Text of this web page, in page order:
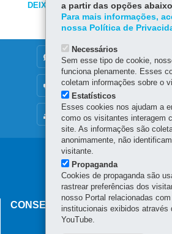
DEIXE SUA OPINIÃO
MAPA DO SITE
DENUNCIE CORRUPÇÃO
OUVIDORIA
Navegação
principal
CONSELHO ESTADUAL DE
SEGURANÇA DA
a partir das opções
Para mais informações,
nossa Política de
Necessários
Sem esse tipo de cookie,
funciona plenamente. Esses
coletam informações sobre o
Estatísticos
Esses cookies nos ajudam a
como os visitantes interagem
site. As informações são
anonimamente, não
visitante.
Propaganda
Cookies de propaganda são
rastrear preferências dos
nosso Portal relacionadas
institucionais exibidos através
YouTube.